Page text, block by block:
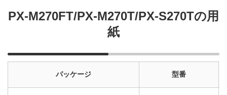
PX-M270FT/PX-M270T/PX-S270Tの用
紙
パッケージ 型番